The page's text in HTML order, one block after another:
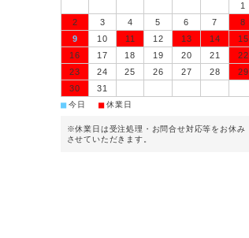
1
2
3 4 5 6 7
8
9
10 11 12 13 14
15
16
17 18 19 20 21
22
23
24 25 26 27 28
29
30
31
■今日 ■ 休業日
※休業日は受注処理・お問合せ対応等をお休み
させていただきます。